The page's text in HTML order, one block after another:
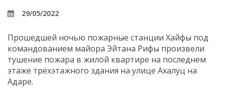
29/05/2022
Прошедшей ночью пожарные станции Хайфы под
командованием майора Эйтана Рифы произвели
тушение пожара в жилой квартире на последнем
этаже трёхэтажного здания на улице Ахалуц на
Адаре.